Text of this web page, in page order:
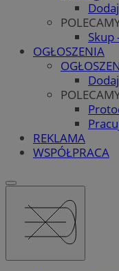
Skup
OGŁOSZENIA
REKLAMA
WSPÓŁPRACA